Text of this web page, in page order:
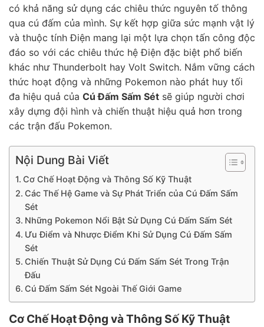
có khả năng sử dụng các chiêu thức nguyên tố thông
qua cú đấm của mình. Sự kết hợp giữa sức mạnh vật lý
và thuộc tính Điện mang lại một lựa chọn tấn công độc
đáo so với các chiêu thức hệ Điện đặc biệt phổ biến
khác như Thunderbolt hay Volt Switch. Nắm vững cách
thức hoạt động và những Pokemon nào phát huy tối
đa hiệu quả của Cú Đấm Sấm Sét sẽ giúp người chơi
xây dựng đội hình và chiến thuật hiệu quả hơn trong
các trận đấu Pokemon.
Nội Dung Bài Viết
Cơ Chế Hoạt Động và Thông Số Kỹ Thuật
Các Thế Hệ Game và Sự Phát Triển của Cú Đấm Sấm
Sét
Những Pokemon Nổi Bật Sử Dụng Cú Đấm Sấm Sét
Ưu Điểm và Nhược Điểm Khi Sử Dụng Cú Đấm Sấm
Sét
Chiến Thuật Sử Dụng Cú Đấm Sấm Sét Trong Trận
Đấu
Cú Đấm Sấm Sét Ngoài Thế Giới Game
Cơ Chế Hoạt Động và Thông Số Kỹ Thuật